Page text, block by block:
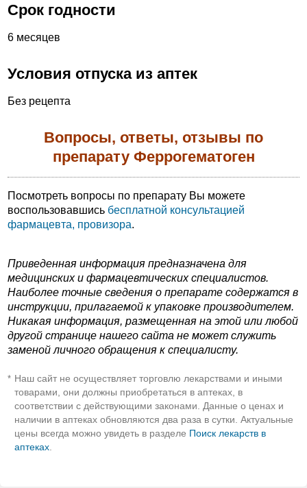
Срок годности
6 месяцев
Условия отпуска из аптек
Без рецепта
Вопросы, ответы, отзывы по
препарату Феррогематоген
Посмотреть вопросы по препарату Вы можете
воспользовавшись бесплатной консультацией
фармацевта, провизора.
Приведенная информация предназначена для
медицинских и фармацевтических специалистов.
Наиболее точные сведения о препарате содержатся в
инструкции, прилагаемой к упаковке производителем.
Никакая информация, размещенная на этой или любой
другой странице нашего сайта не может служить
заменой личного обращения к специалисту.
* Наш сайт не осуществляет торговлю лекарствами и иными
товарами, они должны приобретаться в аптеках, в
соответствии с действующими законами. Данные о ценах и
наличии в аптеках обновляются два раза в сутки. Актуальные
цены всегда можно увидеть в разделе Поиск лекарств в
аптеках.